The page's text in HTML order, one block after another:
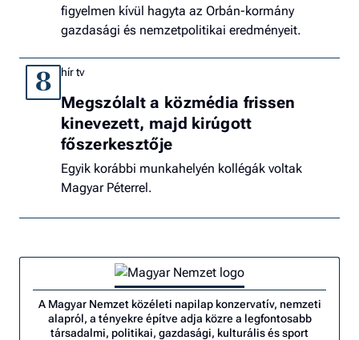
figyelmen kívül hagyta az Orbán-kormány
gazdasági és nemzetpolitikai eredményeit.
8 hír tv
Megszólalt a közmédia frissen
kinevezett, majd kirúgott
főszerkesztője
Egyik korábbi munkahelyén kollégák voltak
Magyar Péterrel.
A Magyar Nemzet közéleti napilap konzervatív, nemzeti
alapról, a tényekre építve adja közre a legfontosabb
társadalmi, politikai, gazdasági, kulturális és sport